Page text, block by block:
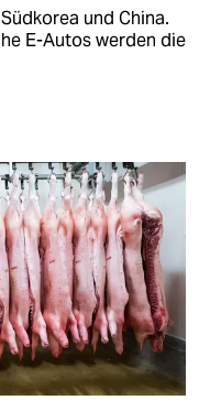
und China.
E-Autos werden die